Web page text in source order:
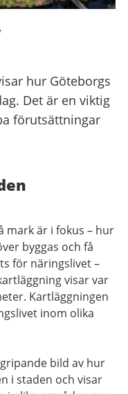
hur Göteborgs
Det är en viktig
förutsättningar
mark är i fokus – hur
byggas och få
för näringslivet –
visar var
Kartläggningen
inom olika
bild av hur
i staden och visar